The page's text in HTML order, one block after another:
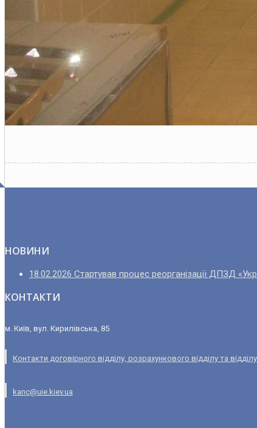
НОВИНИ
18.02.2026 Стартував процес реорганізації ДПЗД
КОНТАКТИ
м. Київ, вул. Кирилівська, 85
Контакти договірного відділу, розрахункового відділу та
kanc@uie.kiev.ua